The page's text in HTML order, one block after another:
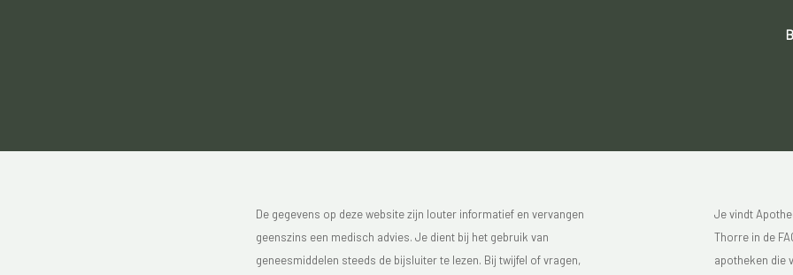
De gegevens op deze website zijn louter informatief en vervangen
geenszins een medisch advies. Je dient bij het gebruik van
geneesmiddelen steeds de bijsluiter te lezen. Bij twijfel of vragen,
Je vindt
Thorre in de
apotheken die